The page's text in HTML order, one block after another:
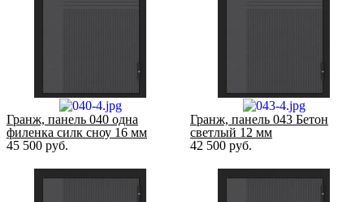
Гранж, панель 040 одна
филенка силк сноу 16 мм
45 500 руб.
Гранж, панель 043 Бетон
светлый 12 мм
42 500 руб.